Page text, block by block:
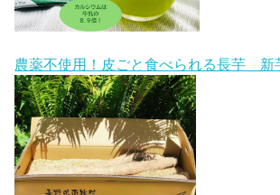
農薬不使用！皮ごと食べられる長芋 新